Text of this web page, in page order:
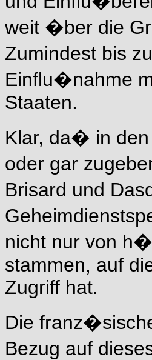
weit �ber die
Zumindest bis
Einflu�nahme
Staaten.
Klar, da� in
oder gar
Brisard und
nicht nur von
stammen, auf
Zugriff hat.
Die
Bezug auf